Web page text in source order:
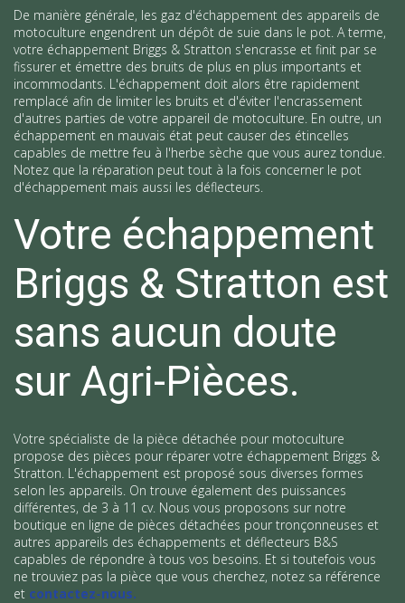
De manière générale, les gaz d'échappement des appareils de
motoculture engendrent un dépôt de suie dans le pot. A terme,
votre échappement Briggs & Stratton s'encrasse et finit par se
fissurer et émettre des bruits de plus en plus importants et
incommodants. L'échappement doit alors être rapidement
remplacé afin de limiter les bruits et d'éviter l'encrassement
d'autres parties de votre appareil de motoculture. En outre, un
échappement en mauvais état peut causer des étincelles
capables de mettre feu à l'herbe sèche que vous aurez tondue.
Notez que la réparation peut tout à la fois concerner le pot
d'échappement mais aussi les déflecteurs.
Votre échappement
Briggs & Stratton est
sans aucun doute
sur Agri-Pièces.
Votre spécialiste de la pièce détachée pour motoculture
propose des pièces pour réparer votre échappement Briggs &
Stratton. L'échappement est proposé sous diverses formes
selon les appareils. On trouve également des puissances
différentes, de 3 à 11 cv. Nous vous proposons sur notre
boutique en ligne de pièces détachées pour tronçonneuses et
autres appareils des échappements et déflecteurs B&S
capables de répondre à tous vos besoins. Et si toutefois vous
ne trouviez pas la pièce que vous cherchez, notez sa référence
et contactez-nous.